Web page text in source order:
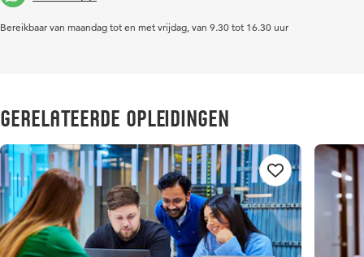
Bereikbaar van maandag tot en met vrijdag, van 9.30 tot 16.30 uur
Gerelateerde opleidingen